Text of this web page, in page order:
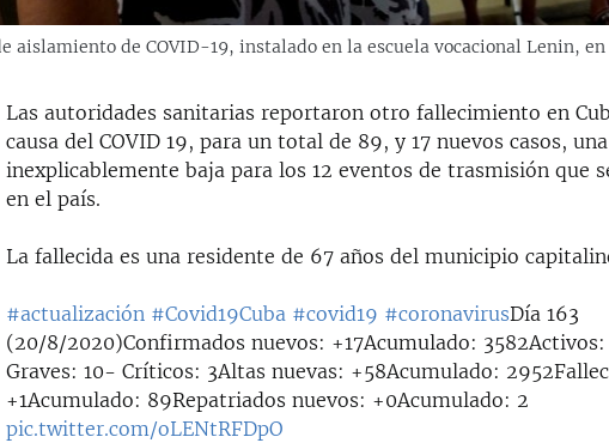
aislamiento de COVID-19, instalado en la escuela vocacional Lenin, en
Las autoridades sanitarias reportaron otro fallecimiento en
causa del COVID 19, para un total de 89, y 17 nuevos casos,
inexplicablemente baja para los 12 eventos de trasmisión que
en el país.
La fallecida es una residente de 67 años del municipio
#actualización #Covid19Cuba #covid19 #coronavirusDía 163
(20/8/2020)Confirmados nuevos: +17Acumulado:
Graves: 10- Críticos: 3Altas nuevas: +58Acumulado:
+1Acumulado: 89Repatriados nuevos: +0Acumulado: 2
pic.twitter.com/oLENtRFDpO